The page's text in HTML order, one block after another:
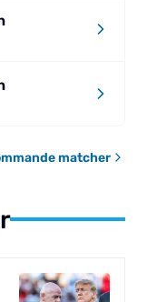
matcher